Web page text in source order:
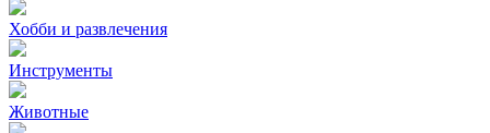
Хобби и развлечения
Инструменты
Животные